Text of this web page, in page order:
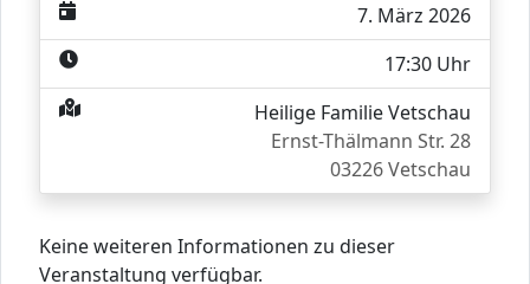
7. März 2026
17:30 Uhr
Heilige Familie Vetschau
Ernst-Thälmann Str. 28
03226 Vetschau
Keine weiteren Informationen zu dieser
Veranstaltung verfügbar.